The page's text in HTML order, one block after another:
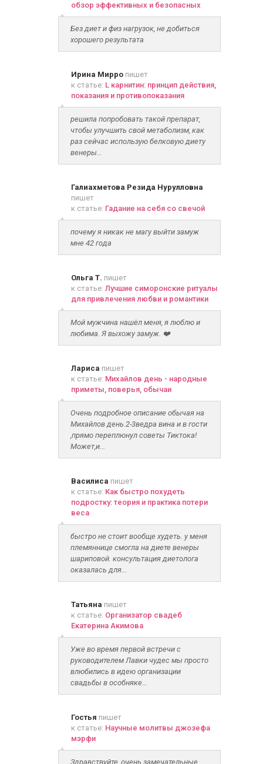
обзор эффективных и безопасных
Без диет и физ нагрузок, не добиться
хорошего результата
Ирина Мирропишет
к статье: L карнитин: принцип действия,
показания и противопоказания
решила попробовать такой препарат,
чтобы улучшить свой метаболизм, как
раз сейчас использую белковую диету
венеры...
Галиахметова Резида Нурулловна
пишет
к статье: Гадание на себя со свечой
почему я никак не магу выйти замуж
мне 42 года
Ольга Т. пишет
к статье: Лучшие симоронские ритуалы
для привлечения любви и романтики
Мой мужчина нашёл меня, я люблю и
любима. Я выхожу замуж. ❤️
Лариса пишет
к статье: Михайлов день - народные
приметы, поверья, обычаи
Очень подробное описание обычая на
Михайлов день.2-3ведра вина и в гости
,прямо переплюнул советы Тиктока!
Может,и...
Василиса пишет
к статье: Как быстро похудеть
подростку: теория и практика потери
веса
быстро не стоит вообще худеть. у меня
племяннице смогла на диете венеры
шариповой. консультация диетолога
оказалась для...
Татьяна пишет
к статье: Организатор свадеб
Екатерина Акимова
Уже во время первой встречи с
руководителем Лавки чудес мы просто
влюбились в идею организации
свадьбы в особняке...
Гостья пишет
к статье: Научные молитвы джозефа
мэрфи
Здравствуйте, очень замечательные